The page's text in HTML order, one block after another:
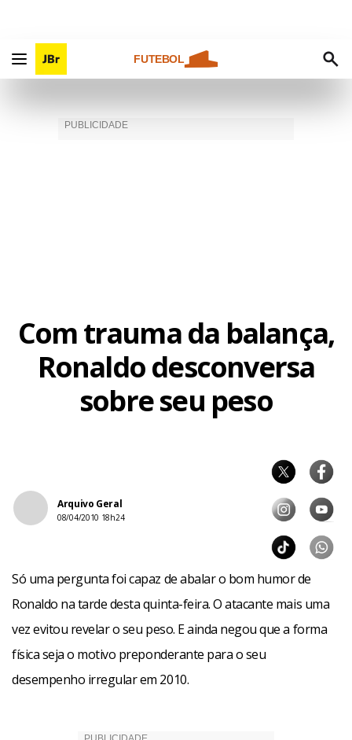
FUTEBOL
Com trauma da balança,
Ronaldo desconversa
sobre seu peso
Arquivo Geral
08/04/2010 18h24
Só uma pergunta foi capaz de abalar o bom humor de
Ronaldo na tarde desta quinta-feira. O atacante mais uma
vez evitou revelar o seu peso. E ainda negou que a forma
física seja o motivo preponderante para o seu
desempenho irregular em 2010.